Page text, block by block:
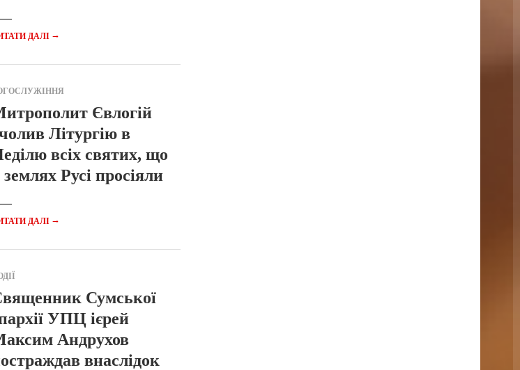
ДАЛІ →
Євлогій
Літургію в
всіх святих, що
землях Русі просіяли
ДАЛІ →
Сумської
УПЦ ієрей
Андрухов
внаслідок